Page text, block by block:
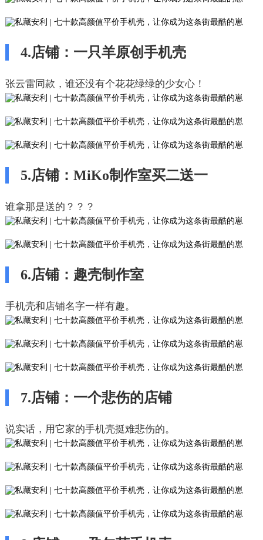
4.店铺：一只羊原创手机壳
张云雷同款，谁还没有个花花绿绿的少女心！
5.店铺：MiKo制作室买二送一
谁拿那是送的？？？
6.店铺：趣壳制作室
手机壳和店铺名字一样有趣。
7.店铺：一个悲伤的店铺
说实话，用它家的手机壳挺难悲伤的。